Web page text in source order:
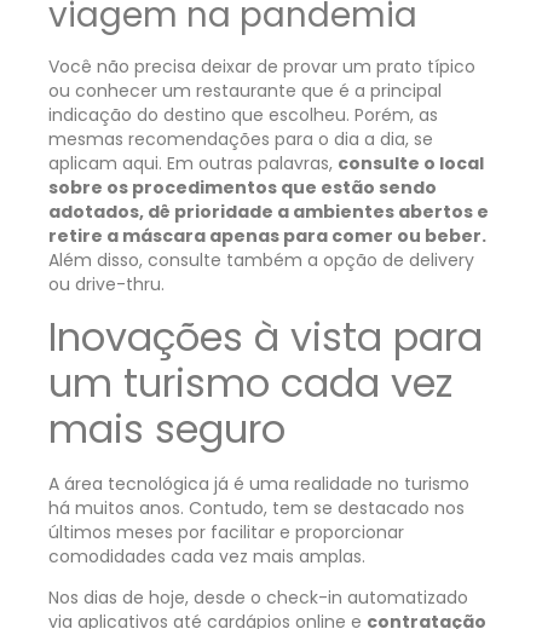
viagem na pandemia
Você não precisa deixar de provar um prato típico
ou conhecer um restaurante que é a principal
indicação do destino que escolheu. Porém, as
mesmas recomendações para o dia a dia, se
aplicam aqui. Em outras palavras, consulte o local
sobre os procedimentos que estão sendo
adotados, dê prioridade a ambientes abertos e
retire a máscara apenas para comer ou beber.
Além disso, consulte também a opção de delivery
ou drive-thru.
Inovações à vista para
um turismo cada vez
mais seguro
A área tecnológica já é uma realidade no turismo
há muitos anos. Contudo, tem se destacado nos
últimos meses por facilitar e proporcionar
comodidades cada vez mais amplas.
Nos dias de hoje, desde o check-in automatizado
via aplicativos até cardápios online e contratação